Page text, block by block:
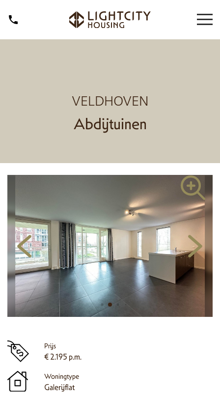
VELDHOVEN
Abdijtuinen
Prijs
€ 2.195 p.m.
Woningtype
Galerijflat